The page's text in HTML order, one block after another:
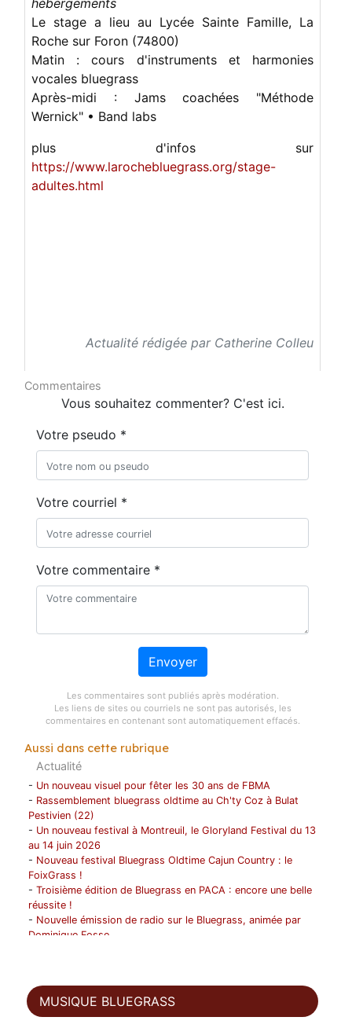
hébergements
​Le stage a lieu au Lycée Sainte Famille, La
Roche sur Foron (74800)
Matin : cours d'instruments et harmonies
vocales bluegrass
Après-midi : Jams coachées "Méthode
Wernick" • Band labs
plus d'infos sur
https://www.larochebluegrass.org/stage-
adultes.html
Actualité rédigée par Catherine Colleu
Commentaires
Vous souhaitez commenter? C'est ici.
Votre pseudo *
Votre courriel *
Votre commentaire *
Envoyer
Les commentaires sont publiés après modération.
Les liens de sites ou courriels ne sont pas autorisés, les
commentaires en contenant sont automatiquement effacés.
Aussi dans cette rubrique
Actualité
- Un nouveau visuel pour fêter les 30 ans de FBMA
- Rassemblement bluegrass oldtime au Ch'ty Coz à Bulat
Pestivien (22)
- Un nouveau festival à Montreuil, le Gloryland Festival du 13
au 14 juin 2026
- Nouveau festival Bluegrass Oldtime Cajun Country : le
FoixGrass !
-Troisième édition de Bluegrass en PACA : encore une belle
réussite !
- Nouvelle émission de radio sur le Bluegrass, animée par
Dominique Fosse
-
Progresser musicalement en suivant un stage ou une
formation ? FBMA peut vous aider !
MUSIQUE BLUEGRASS